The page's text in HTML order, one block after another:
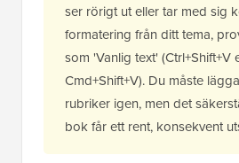
ser rörigt ut eller tar med sig
formatering från ditt tema,
som 'Vanlig text' (Ctrl+Shift+V
Cmd+Shift+V). Du måste
rubriker igen, men det
bok får ett rent, konsekvent